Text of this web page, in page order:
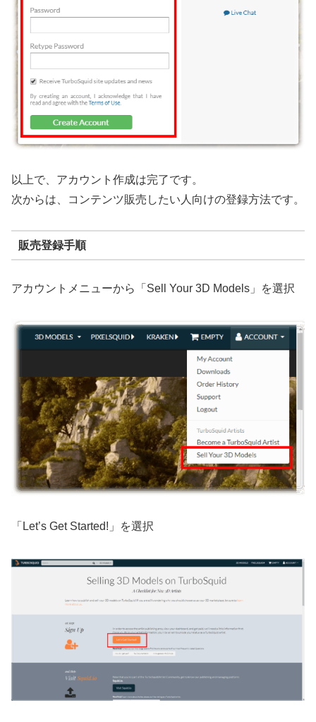
以上で、アカウント作成は完了です。
次からは、コンテンツ販売したい人向けの登録方法です。
販売登録手順
アカウントメニューから「Sell Your 3D Models」を選択
「Let’s Get Started!」を選択